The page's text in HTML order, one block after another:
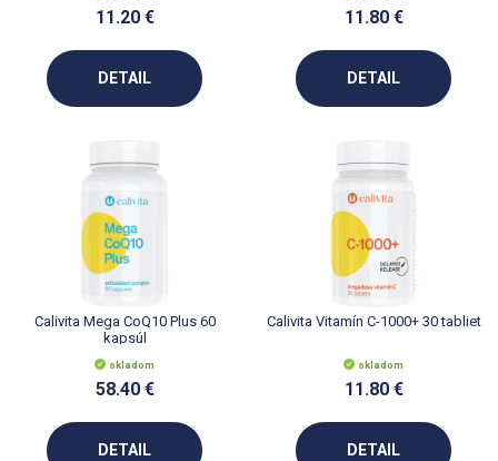
11.20 €
DETAIL
11.80 €
DETAIL
Calivita Mega CoQ10 Plus 60
kapsúl
skladom
58.40 €
DETAIL
Calivita Vitamín C-1000+ 30 tabliet
skladom
11.80 €
DETAIL